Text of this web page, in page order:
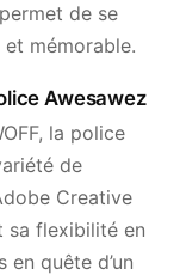
de se
mémorable.
Awesawez
la police
de
Creative
sa flexibilité en
quête d’un